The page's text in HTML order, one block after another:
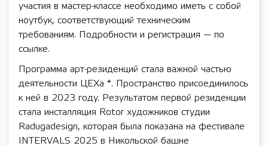
участия в мастер-классе необходимо иметь с собой
ноутбук, соответствующий техническим
требованиям. Подробности и регистрация — по
ссылке.
Программа арт-резиденций стала важной частью
деятельности ЦЕХа *. Пространство присоединилось
к ней в 2023 году. Результатом первой резиденции
стала инсталляция Rotor художников студии
Radugadesign, которая была показана на фестивале
INTERVALS 2025 в Никольской башне